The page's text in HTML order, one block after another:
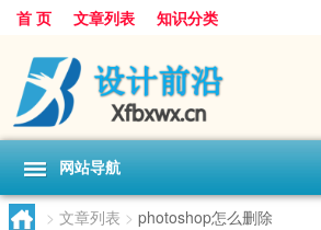
首 页 文章列表 知识分类
网站导航
> 文章列表 > photoshop怎么删除